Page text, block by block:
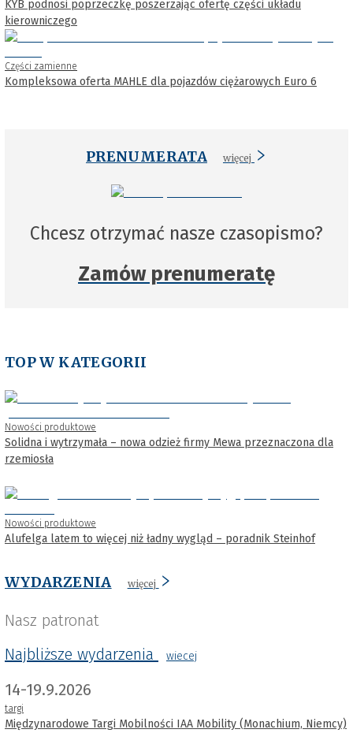
KYB podnosi poprzeczkę poszerzając ofertę części układu
kierowniczego
Części zamienne
Kompleksowa oferta MAHLE dla pojazdów ciężarowych Euro 6
PRENUMERATA więcej
Chcesz otrzymać nasze czasopismo?
Zamów prenumeratę
TOP W KATEGORII
Nowości produktowe
Solidna i wytrzymała – nowa odzież firmy Mewa przeznaczona dla
rzemiosła
Nowości produktowe
Alufelga latem to więcej niż ładny wygląd – poradnik Steinhof
WYDARZENIA więcej
Nasz patronat
Najbliższe wydarzenia
wiecej
14-19.9.2026
targi
Międzynarodowe Targi Mobilności IAA Mobility (Monachium, Niemcy)